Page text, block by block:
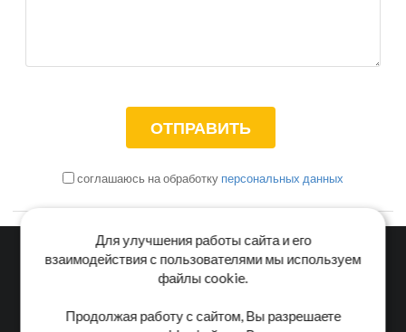
соглашаюсь на обработку персональных данных
Контакты
Для улучшения работы сайта и его
взаимодействия с пользователями мы используем
файлы cookie.
Продолжая работу с сайтом, Вы разрешаете